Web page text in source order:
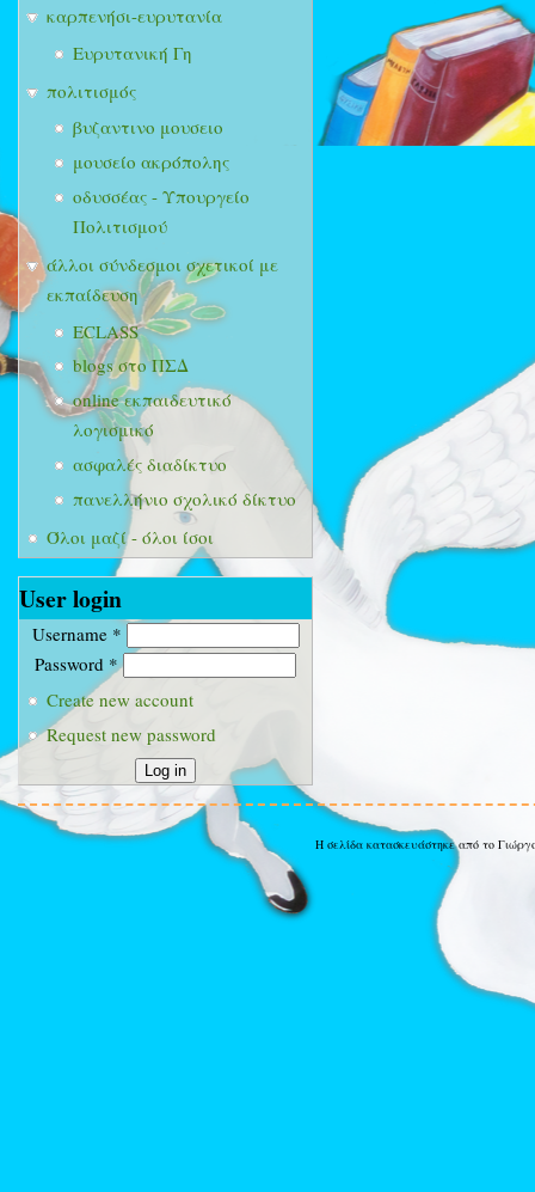
καρπενήσι-ευρυτανία
Ευρυτανική Γη
πολιτισμός
βυζαντινο μουσειο
μουσείο ακρόπολης
οδυσσέας - Υπουργείο
Πολιτισμού
άλλοι σύνδεσμοι σχετικοί με
εκπαίδευση
ECLASS
blogs στο ΠΣΔ
online εκπαιδευτικό
λογισμικό
ασφαλές διαδίκτυο
πανελλήνιο σχολικό δίκτυο
Όλοι μαζί - όλοι ίσοι
User login
Username *
Password *
Create new account
Request new password
Η σελίδα κατασκευάστηκε από το